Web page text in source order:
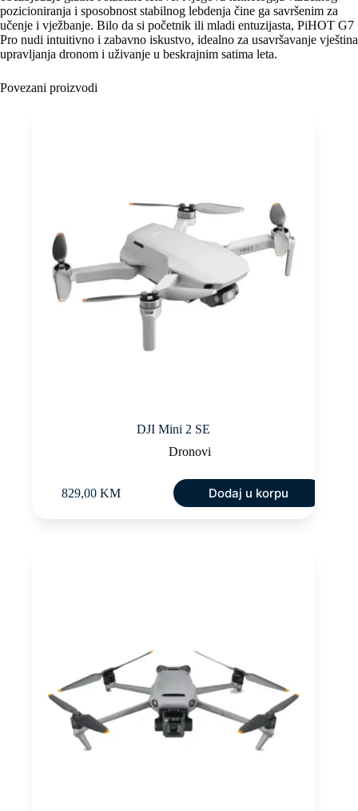
pozicioniranja i sposobnost stabilnog lebdenja čine ga savršenim za
učenje i vježbanje. Bilo da si početnik ili mladi entuzijasta, PiHOT G7
Pro nudi intuitivno i zabavno iskustvo, idealno za usavršavanje vještina
upravljanja dronom i uživanje u beskrajnim satima leta.
Povezani proizvodi
DJI Mini 2 SE
Dronovi
829,00 KM Dodaj u korpu